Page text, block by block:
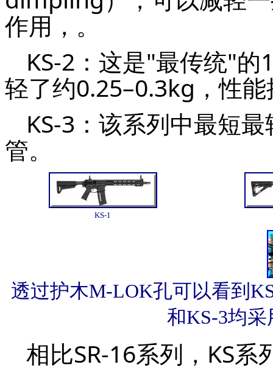
作用，。
KS-2：这是"最传统"的
轻了约0.25–0.3kg，性
KS-3：该系列中最短
管。
KS-1
透过护木M-LOK孔可以看到
和KS-3均
相比SR-16系列，KS